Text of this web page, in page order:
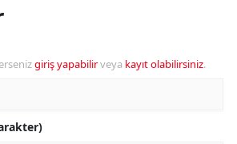
giriş yapabilirveya kayıt olabilirsiniz.